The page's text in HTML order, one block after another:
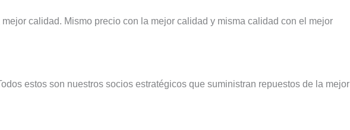
calidad. Mismo precio con la mejor calidad y misma calidad con el mejor
estos son nuestros socios estratégicos que suministran repuestos de la mejor